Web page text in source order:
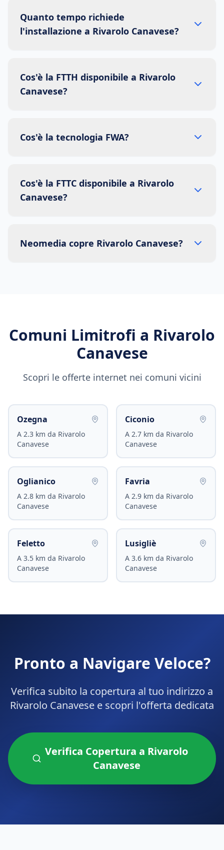
Quanto tempo richiede
l'installazione a Rivarolo Canavese?
Cos'è la FTTH disponibile a Rivarolo
Canavese?
Cos'è la tecnologia FWA?
Cos'è la FTTC disponibile a Rivarolo
Canavese?
Neomedia copre Rivarolo Canavese?
Comuni Limitrofi a Rivarolo
Canavese
Scopri le offerte internet nei comuni vicini
Ozegna
A 2.3 km da Rivarolo
Canavese
Ciconio
A 2.7 km da Rivarolo
Canavese
Oglianico
A 2.8 km da Rivarolo
Canavese
Favria
A 2.9 km da Rivarolo
Canavese
Feletto
A 3.5 km da Rivarolo
Canavese
Lusigliè
A 3.6 km da Rivarolo
Canavese
Pronto a Navigare Veloce?
Verifica subito la copertura al tuo indirizzo a
Rivarolo Canavese e scopri l'offerta dedicata
Verifica Copertura a Rivarolo
Canavese